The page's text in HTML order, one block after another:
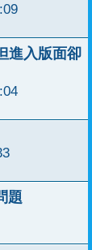
進入版面卻
題